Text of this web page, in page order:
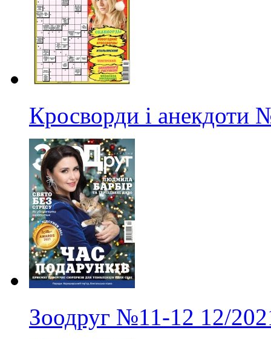
Кросворди і анекдоти
Зоодруг №11-12 12/